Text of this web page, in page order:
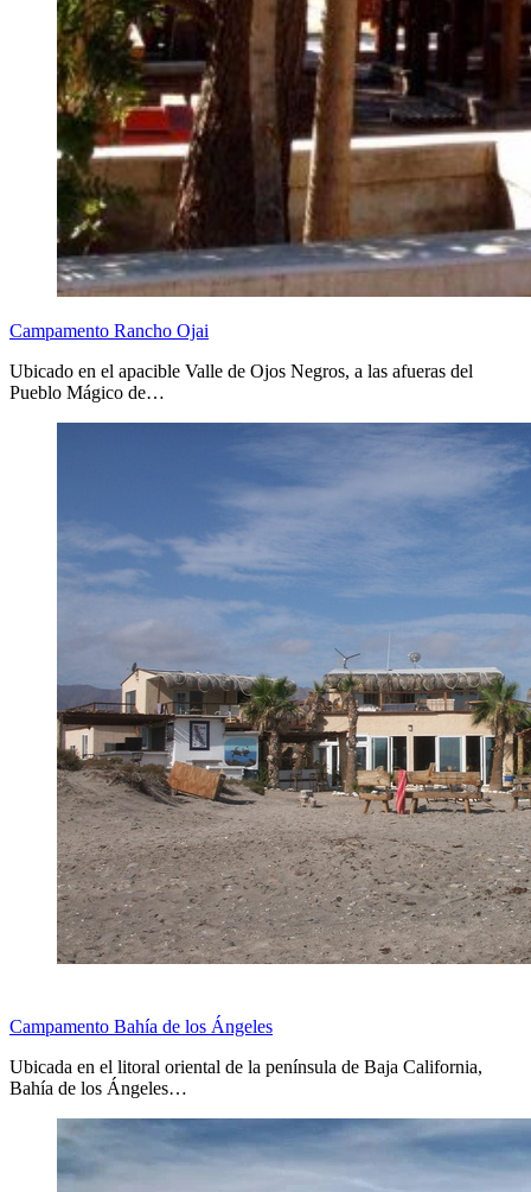
Campamento Rancho Ojai
Ubicado en el apacible Valle de Ojos Negros, a las afueras del
Pueblo Mágico de…
Campamento Bahía de los Ángeles
Ubicada en el litoral oriental de la península de Baja California,
Bahía de los Ángeles…